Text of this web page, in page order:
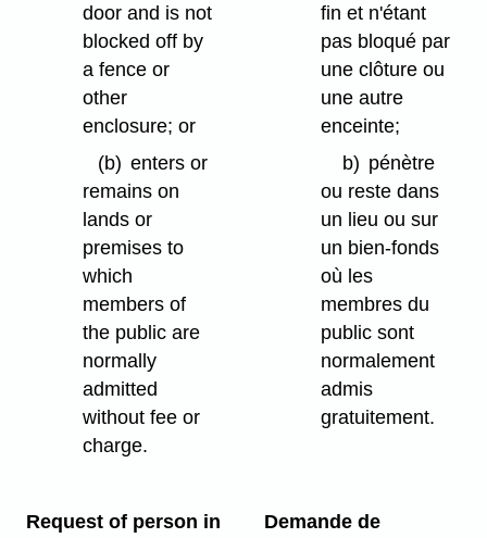
door and is not
blocked off by
a fence or
other
enclosure; or
(b) enters or
remains on
lands or
premises to
which
members of
the public are
normally
admitted
without fee or
charge.
fin et n'étant
pas bloqué par
une clôture ou
une autre
enceinte;
b) pénètre
ou reste dans
un lieu ou sur
un bien-fonds
où les
membres du
public sont
normalement
admis
gratuitement.
Request of person in
Demande de